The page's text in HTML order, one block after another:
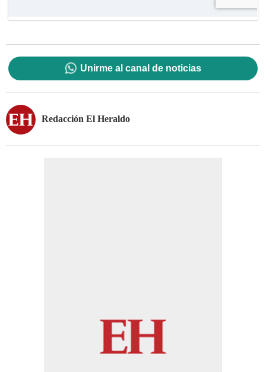
Unirme al canal de noticias
Redacción El Heraldo